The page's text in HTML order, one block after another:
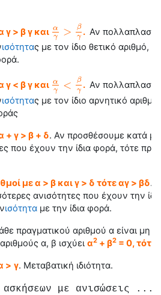
γ > β γ και α
γ
>
β
γ
αγ >β γ . Αν
ισότητας με τον ίδιο θετικό αριθμό,
γ < β γ και α
γ
<
β
γ
αγ <β γ . Αν
ισότητας με τον ίδιο αρνητικό
+ γ > β + δ. Αν προσθέσουμε κατά
που έχουν την ίδια φορά, τότε
με α > β και γ > δ τότε αγ > βδ.
ανισότητες που έχουν την
ισότητα με την ίδια φορά.
πραγματικού αριθμού α είναι μη
α, β ισχύει α2 + β2 = 0, τότε
> γ. Μεταβατική ιδιότητα.
ασκήσεων με ανισώσεις ...